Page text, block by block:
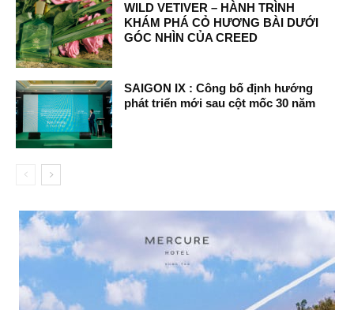
WILD VETIVER – HÀNH TRÌNH
KHÁM PHÁ CỎ HƯƠNG BÀI DƯỚI
GÓC NHÌN CỦA CREED
SAIGON IX : Công bố định hướng
phát triển mới sau cột mốc 30 năm